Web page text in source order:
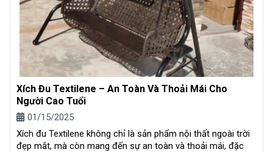
Xích Đu Textilene – An Toàn Và Thoải Mái Cho
Người Cao Tuổi
01/15/2025
Xích đu Textilene không chỉ là sản phẩm nội thất ngoài trời
đẹp mắt, mà còn mang đến sự an toàn và thoải mái, đặc